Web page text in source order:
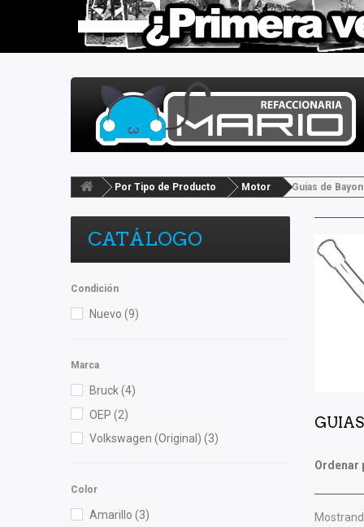
Por Tipo de Producto Motor Guias de
CATÁLOGO
Condición
Nuevo (9)
Marca
Bruck(4)
OEP (2)
Volkswagen (Original) (3)
Color
Amarillo (3)
Ordenar